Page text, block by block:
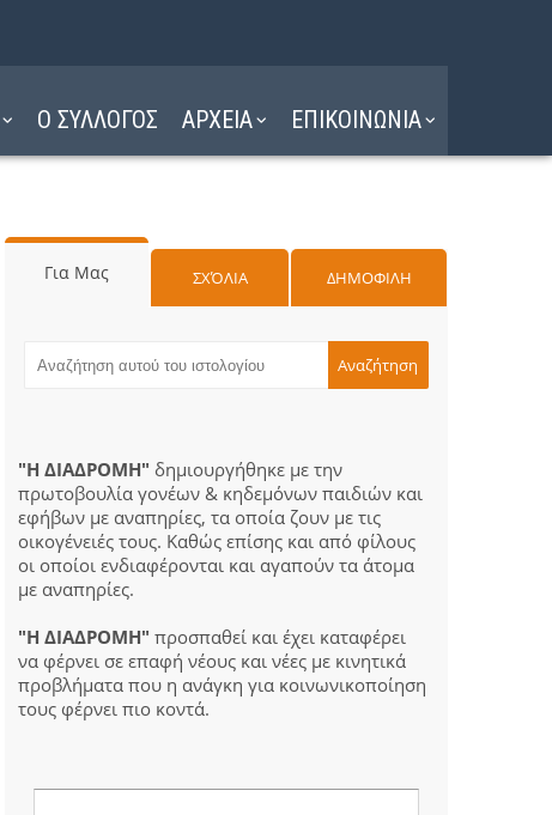
Ο ΣΥΛΛΟΓΟΣ ΑΡΧΕΙΑ ΕΠΙΚΟΙΝΩΝΙΑ
Για Μας ΣΧΌΛΙΑ ΔΗΜΟΦΙΛΗ
"Η ΔΙΑΔΡΟΜΗ" δημιουργήθηκε με την
πρωτοβουλία γονέων & κηδεμόνων παιδιών και
εφήβων με αναπηρίες, τα οποία ζουν με τις
οικογένειές τους. Καθώς επίσης και από φίλους
οι οποίοι ενδιαφέρονται και αγαπούν τα άτομα
με αναπηρίες.
"Η ΔΙΑΔΡΟΜΗ" προσπαθεί και έχει καταφέρει
να φέρνει σε επαφή νέους και νέες με κινητικά
προβλήματα που η ανάγκη για κοινωνικοποίηση
τους φέρνει πιο κοντά.